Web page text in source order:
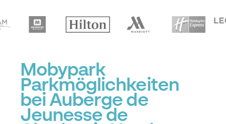
Mobypark
Parkmöglichkeiten
bei Auberge de
Jeunesse de